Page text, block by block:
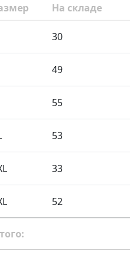
На складе
30
49
55
53
33
52